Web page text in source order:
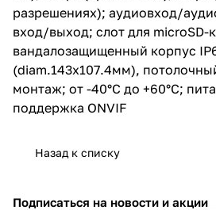
от -40°С до +60°С; питание
12VDC/POE; поддержка ONVIF
разрешениях); аудиовход/
вход/выход; слот для microSD-
вандалозащищенный корпус
(diam.143x107.4мм),
монтаж; от -40°С до +60°С;
поддержка ONVIF
Назад к списку
Подписаться на новости и акции